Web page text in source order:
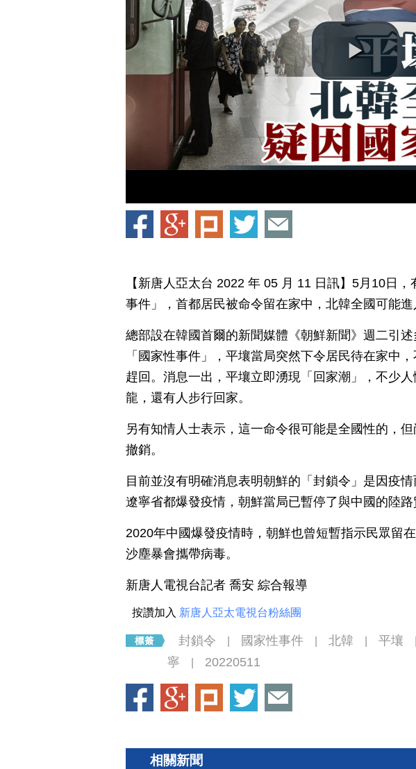
【新唐人亞太台 2022 年 05 月 11 日訊】5月10日
事件」，首都居民被命令留在家中，北韓全國可能進
總部設在韓國首爾的新聞媒體《朝鮮新聞》週二引
「國家性事件」，平壤當局突然下令居民待在家中
趕回。消息一出，平壤立即湧現「回家潮」，不少
龍，還有人步行回家。
另有知情人士表示，這一命令很可能是全國性的，
撤銷。
目前並沒有明確消息表明朝鮮的「封鎖令」是因疫
遼寧省都爆發疫情，朝鮮當局已暫停了與中國的陸路
2020年中國爆發疫情時，朝鮮也曾短暫指示民眾留
沙塵暴會攜帶病毒。
新唐人電視台記者 喬安 綜合報導
按讚加入 新唐人亞太電視台粉絲團
封鎖令 國家性事件 北韓 平壤
寧
20220511
相關新聞